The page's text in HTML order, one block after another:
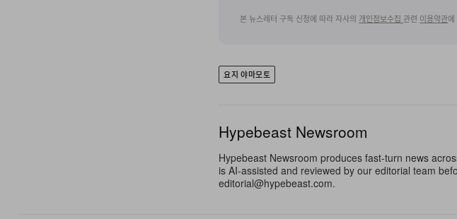
본 뉴스레터 구독 신청에 따라 자사의 개인정보수집관련 이용약관
요지 야마모토
Hypebeast Newsroom
Hypebeast Newsroom produces fast-turn news
is AI-assisted and reviewed by our editorial team
editorial@hypebeast.com.